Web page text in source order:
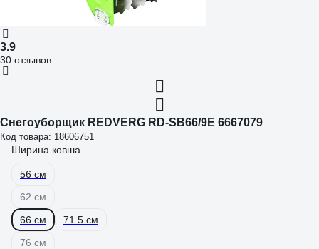
3.9
30 отзывов
Снегоуборщик REDVERG RD-SB66/9E 6667079
Код товара: 18606751
Ширина ковша
56 см
62 см
66 см
71.5 см
76 см